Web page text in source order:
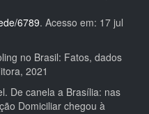
6789. Acesso em: 17 jul
no Brasil: Fatos, dados
2021
De canela a Brasília: nas
Domiciliar chegou à